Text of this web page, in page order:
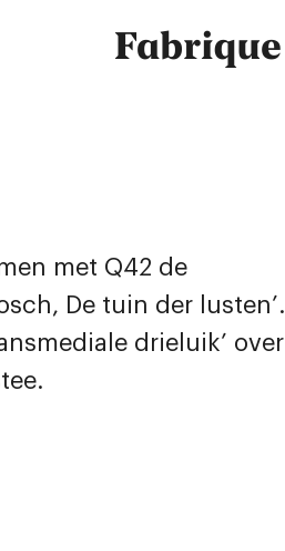
Fabrique
met Q42 de
De tuin der lusten’.
drieluik’ over